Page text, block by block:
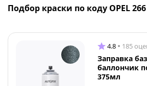
Подбор краски по коду OPEL 266
4.8 185
Заправка
баллончик
375мл